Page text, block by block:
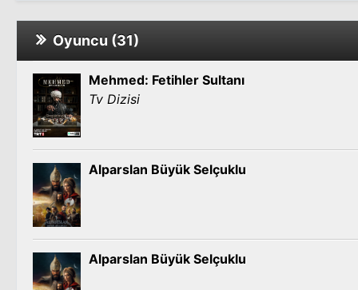
Oyuncu (31)
Mehmed: Fetihler Sultanı
Tv Dizisi
Alparslan Büyük Selçuklu
Alparslan Büyük Selçuklu